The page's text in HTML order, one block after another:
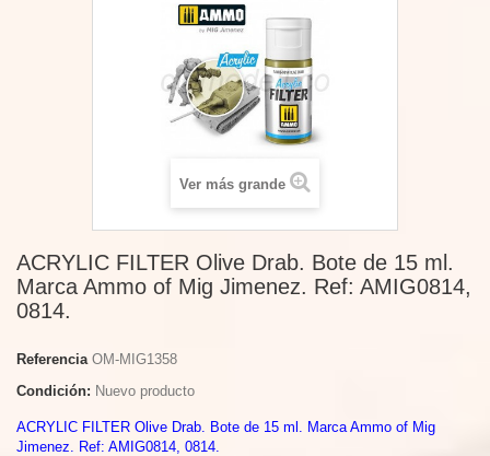
Ver más grande
ACRYLIC FILTER Olive Drab. Bote de 15 ml.
Marca Ammo of Mig Jimenez. Ref: AMIG0814,
0814.
Referencia OM-MIG1358
Condición: Nuevo producto
ACRYLIC FILTER Olive Drab. Bote de 15 ml. Marca Ammo of Mig
Jimenez. Ref: AMIG0814, 0814.